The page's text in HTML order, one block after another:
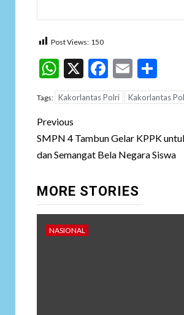
Post Views: 150
WhatsApp
X Facebook
Email
Tags: Kakorlantas Polri Kakorlantas
Post
navigation
Previous
SMPN 4 Tambun Gelar KPPK
dan Semangat Bela Negara Siswa
MORE STORIES
NASIONAL